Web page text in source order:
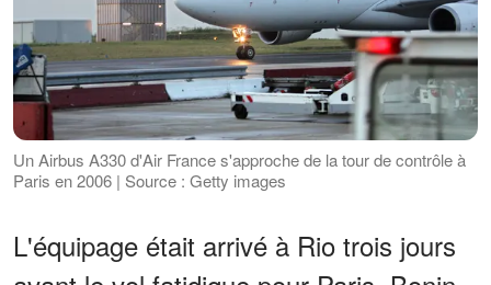
Un Airbus A330 d'Air France s'approche de la tour de contrôle à
Paris en 2006 | Source : Getty images
L'équipage était arrivé à Rio trois jours